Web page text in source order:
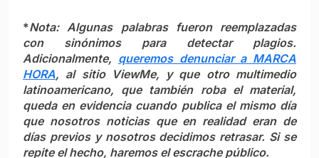
*Nota: Algunas palabras fueron reemplazadas
con sinónimos para detectar plagios.
Adicionalmente, queremos denunciar a MARCA
HORA, al sitio ViewMe, y que otro multimedio
latinoamericano, que también roba el material,
queda en evidencia cuando publica el mismo día
que nosotros noticias que en realidad eran de
días previos y nosotros decidimos retrasar. Si se
repite el hecho, haremos el escrache público.